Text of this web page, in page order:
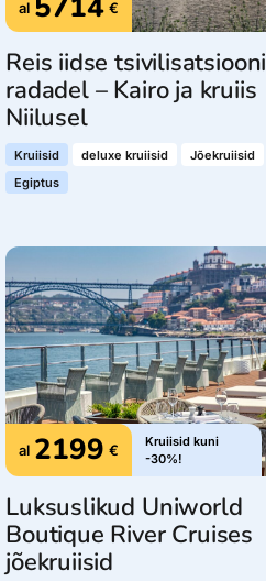
al €
Reis iidse tsivilisatsiooni
radadel – Kairo ja kruiis
Niilusel
Kruiisid deluxe kruiisid
Jõekruiisid
Egiptus
al 2199 €
Kruiisid kuni
-30%!
Luksuslikud Uniworld
Boutique River Cruises
jõekruiisid